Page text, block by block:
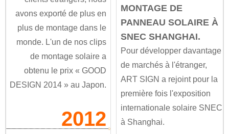
avons exporté de plus en
plus de montage dans le
monde. L'un de nos clips
de montage solaire a
obtenu le prix « GOOD
DESIGN 2014 » au Japon.
2012
MONTAGE DE
PANNEAU SOLAIRE À
SNEC SHANGHAI.
Pour développer davantage
de marchés à l'étranger,
ART SIGN a rejoint pour la
première fois l'exposition
internationale solaire SNEC
à Shanghai.